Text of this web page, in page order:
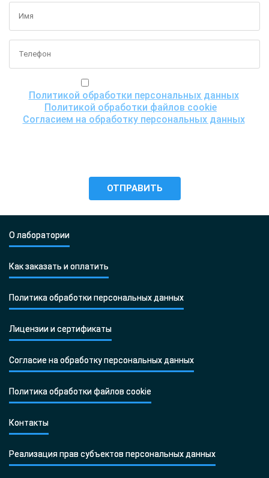
Политикой обработки персональных данных,
Политикой обработки файлов cookie
Согласием на обработку персональных данных,
О лаборатории
Как заказать и оплатить
Политика обработки персональных данных
Лицензии и сертификаты
Согласие на обработку персональных данных
Политика обработки файлов cookie
Контакты
Реализация прав субъектов персональных данных